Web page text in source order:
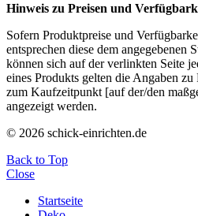
Hinweis zu Preisen und
Sofern Produktpreise und
entsprechen diese dem angegebenen
können sich auf der verlinkten Seite
eines Produkts gelten die Angaben
zum Kaufzeitpunkt [auf der/den
angezeigt werden.
© 2026 schick-einrichten.de
Back to Top
Close
Startseite